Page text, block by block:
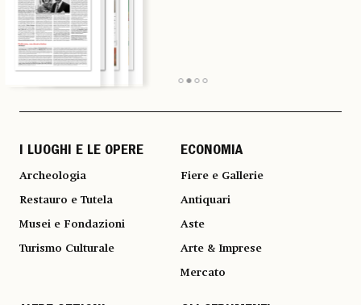
I LUOGHI E LE OPERE
Archeologia
Restauro e Tutela
Musei e Fondazioni
Turismo Culturale
ECONOMIA
Fiere e Gallerie
Antiquari
Aste
Arte & Imprese
Mercato